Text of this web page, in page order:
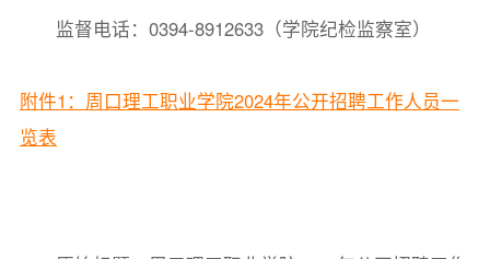
监督电话：0394-8912633（学院纪检监察室）
附件1：周口理工职业学院2024年公开招聘工作人员一
览表